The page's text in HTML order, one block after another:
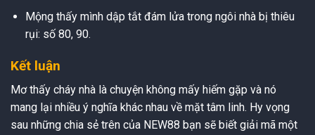
Mộng thấy mình dập tắt đám lửa trong ngôi nhà bị thiêu
rụi: số 80, 90.
Kết luận
Mơ thấy cháy nhà là chuyện không mấy hiếm gặp và nó
mang lại nhiều ý nghĩa khác nhau về mặt tâm linh. Hy vọng
sau những chia sẻ trên của NEW88 bạn sẽ biết giải mã một